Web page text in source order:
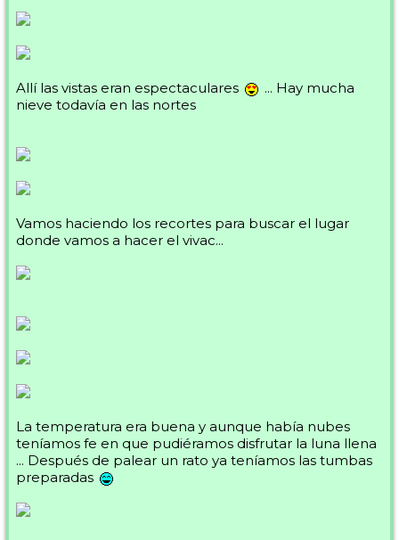
Allí las vistas eran espectaculares
... Hay mucha
nieve todavía en las nortes
Vamos haciendo los recortes para buscar el lugar
donde vamos a hacer el vivac...
La temperatura era buena y aunque había nubes
teníamos fe en que pudiéramos disfrutar la luna llena
... Después de palear un rato ya teníamos las tumbas
preparadas